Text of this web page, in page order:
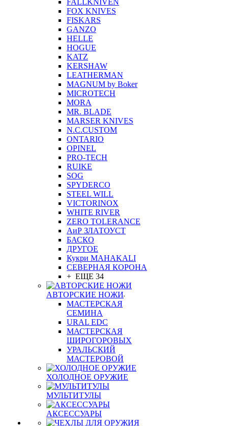
FALLKNIVEN
FOX KNIVES
FISKARS
GANZO
HELLE
HOGUE
KATZ
KERSHAW
LEATHERMAN
MAGNUM by Boker
MICROTECH
MORA
MR. BLADE
MARSER KNIVES
N.C.CUSTOM
ONTARIO
OPINEL
PRO-TECH
RUIKE
SOG
SPYDERCO
STEEL WILL
VICTORINOX
WHITE RIVER
ZERO TOLERANCE
АиР ЗЛАТОУСТ
БАСКО
ДРУГОЕ
Кукри MAHAKALI
СЕВЕРНАЯ КОРОНА
+ ЕЩЕ 34
АВТОРСКИЕ НОЖИ
МАСТЕРСКАЯ
СЕМИНА
URAL EDC
МАСТЕРСКАЯ
ШИРОГОРОВЫХ
УРАЛЬСКИЙ
МАСТЕРОВОЙ
ХОЛОДНОЕ ОРУЖИЕ
МУЛЬТИТУЛЫ
АКСЕССУАРЫ